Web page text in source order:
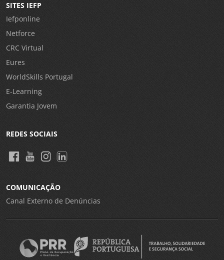
SITES IEFP
Iefponline
Netforce
CRC Virtual
Eures
WorldSkills Portugal
E-Learning
Garantia Jovem
REDES SOCIAIS
COMUNICAÇÃO
Canal Externo de Denúncias